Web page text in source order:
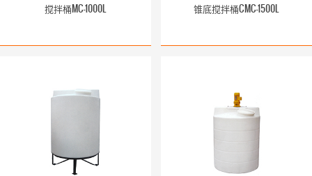
搅拌桶MC-1000L 锥底搅拌桶CMC-1500L